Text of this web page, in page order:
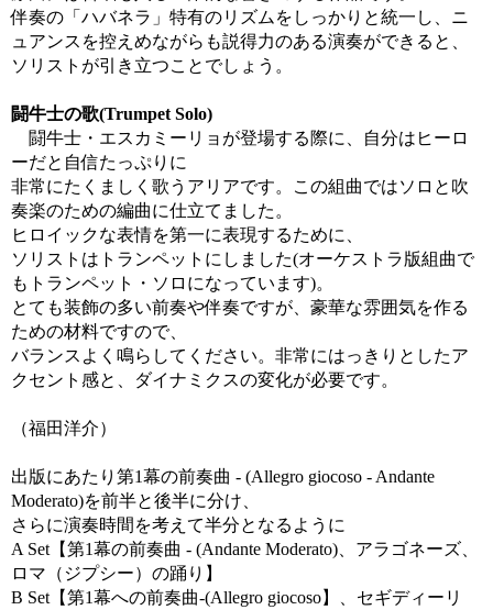
伴奏の「ハバネラ」特有のリズムをしっかりと統一し、ニ
ュアンスを控えめながらも説得力のある演奏ができると、
ソリストが引き立つことでしょう。
闘牛士の歌(Trumpet Solo)
闘牛士・エスカミーリョが登場する際に、自分はヒーロ
ーだと自信たっぷりに
非常にたくましく歌うアリアです。この組曲ではソロと吹
奏楽のための編曲に仕立てました。
ヒロイックな表情を第一に表現するために、
ソリストはトランペットにしました(オーケストラ版組曲で
もトランペット・ソロになっています)。
とても装飾の多い前奏や伴奏ですが、豪華な雰囲気を作る
ための材料ですので、
バランスよく鳴らしてください。非常にはっきりとしたア
クセント感と、ダイナミクスの変化が必要です。
（福田洋介）
出版にあたり第1幕の前奏曲 - (Allegro giocoso - Andante
Moderato)を前半と後半に分け、
さらに演奏時間を考えて半分となるように
A Set【第1幕の前奏曲 - (Andante Moderato)、アラゴネーズ、
ロマ（ジプシー）の踊り】
B Set【第1幕への前奏曲-(Allegro giocoso】、セギディーリ